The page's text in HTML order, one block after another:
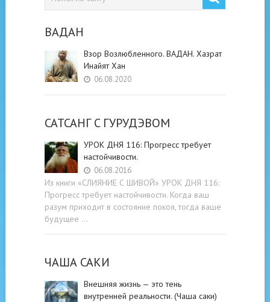
ВАДАН
Взор Возлюбленного. ВАДАН. Хазрат
Инайят Хан
06.08.2020
САТСАНГ C ГУРУДЭВОМ
УРОК ДНЯ 116: Прогресс требует
настойчивости.
06.08.2016
Из книги «СЛИЯНИЕ С ШИВОЙ» УРОК ДНЯ 116:
Прогресс требует настойчивости. Когда ваш
разум приходит в состояние покоя, тогда ваше
будущее …
ЧАША САКИ
Внешняя жизнь — это тень
внутренней реальности. (Чаша саки)